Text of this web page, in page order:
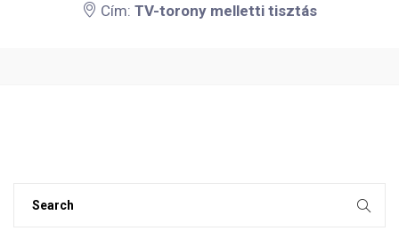
Cím: TV-torony melletti tisztás